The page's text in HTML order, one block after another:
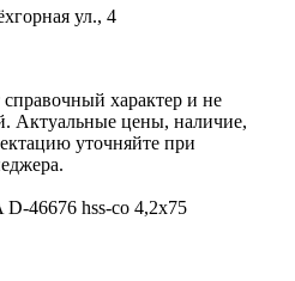
ул., 4
характер и не
Актуальные цены, наличие,
уточняйте при
46676 hss-co 4,2x75